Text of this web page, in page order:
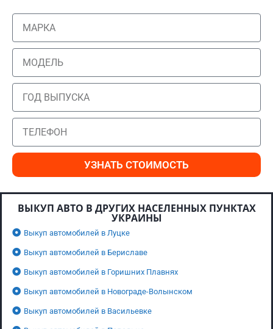
УЗНАТЬ СТОИМОСТЬ
ВЫКУП АВТО В ДРУГИХ НАСЕЛЕННЫХ ПУНКТАХ
УКРАИНЫ
Выкуп автомобилей в Луцке
Выкуп автомобилей в Бериславе
Выкуп автомобилей в Горишних Плавнях
Выкуп автомобилей в Новограде-Волынском
Выкуп автомобилей в Васильевке